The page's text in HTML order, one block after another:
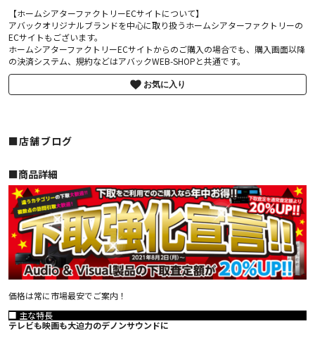
【ホームシアターファクトリーECサイトについて】
アバックオリジナルブランドを中心に取り扱うホームシアターファクトリーの
ECサイトもございます。
ホームシアターファクトリーECサイトからのご購入の場合でも、購入画面以降
の決済システム、規約などはアバックWEB-SHOPと共通です。
お気に入り
■店舗ブログ
■︎商品詳細
価格は常に市場最安でご案内！
■ 主な特長
テレビも映画も大迫力のデノンサウンドに